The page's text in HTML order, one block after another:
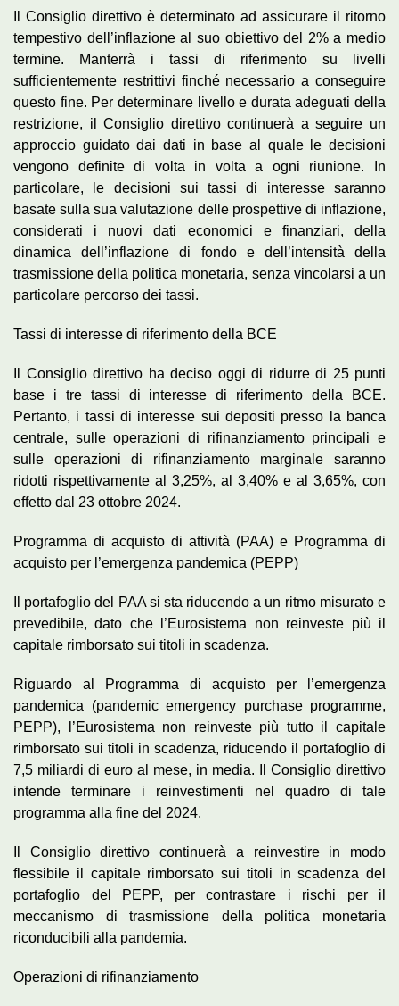
Il Consiglio direttivo è determinato ad assicurare il ritorno
tempestivo dell’inflazione al suo obiettivo del 2% a medio
termine. Manterrà i tassi di riferimento su livelli
sufficientemente restrittivi finché necessario a conseguire
questo fine. Per determinare livello e durata adeguati della
restrizione, il Consiglio direttivo continuerà a seguire un
approccio guidato dai dati in base al quale le decisioni
vengono definite di volta in volta a ogni riunione. In
particolare, le decisioni sui tassi di interesse saranno
basate sulla sua valutazione delle prospettive di inflazione,
considerati i nuovi dati economici e finanziari, della
dinamica dell’inflazione di fondo e dell’intensità della
trasmissione della politica monetaria, senza vincolarsi a un
particolare percorso dei tassi.
Tassi di interesse di riferimento della BCE
Il Consiglio direttivo ha deciso oggi di ridurre di 25 punti
base i tre tassi di interesse di riferimento della BCE.
Pertanto, i tassi di interesse sui depositi presso la banca
centrale, sulle operazioni di rifinanziamento principali e
sulle operazioni di rifinanziamento marginale saranno
ridotti rispettivamente al 3,25%, al 3,40% e al 3,65%, con
effetto dal 23 ottobre 2024.
Programma di acquisto di attività (PAA) e Programma di
acquisto per l’emergenza pandemica (PEPP)
Il portafoglio del PAA si sta riducendo a un ritmo misurato e
prevedibile, dato che l’Eurosistema non reinveste più il
capitale rimborsato sui titoli in scadenza.
Riguardo al Programma di acquisto per l’emergenza
pandemica (pandemic emergency purchase programme,
PEPP), l’Eurosistema non reinveste più tutto il capitale
rimborsato sui titoli in scadenza, riducendo il portafoglio di
7,5 miliardi di euro al mese, in media. Il Consiglio direttivo
intende terminare i reinvestimenti nel quadro di tale
programma alla fine del 2024.
Il Consiglio direttivo continuerà a reinvestire in modo
flessibile il capitale rimborsato sui titoli in scadenza del
portafoglio del PEPP, per contrastare i rischi per il
meccanismo di trasmissione della politica monetaria
riconducibili alla pandemia.
Operazioni di rifinanziamento